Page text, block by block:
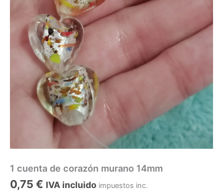
1 cuenta de corazón murano 14mm
0,75 € IVA incluido impuestos inc.